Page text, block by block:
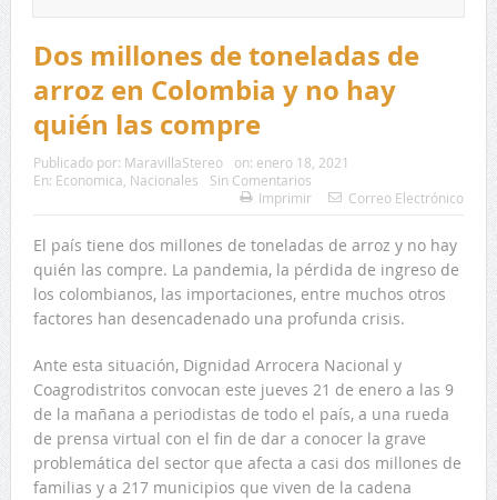
Dos millones de toneladas de
arroz en Colombia y no hay
quién las compre
Publicado por: MaravillaStereo on: enero 18, 2021
En: Economica Nacionales
Sin Comentarios
Imprimir
Correo Electrónico
El país tiene dos millones de toneladas de arroz y no hay
quién las compre. La pandemia, la pérdida de ingreso de
los colombianos, las importaciones, entre muchos otros
factores han desencadenado una profunda crisis.
Ante esta situación, Dignidad Arrocera Nacional y
Coagrodistritos convocan este jueves 21 de enero a las 9
de la mañana a periodistas de todo el país, a una rueda
de prensa virtual con el fin de dar a conocer la grave
problemática del sector que afecta a casi dos millones de
familias y a 217 municipios que viven de la cadena